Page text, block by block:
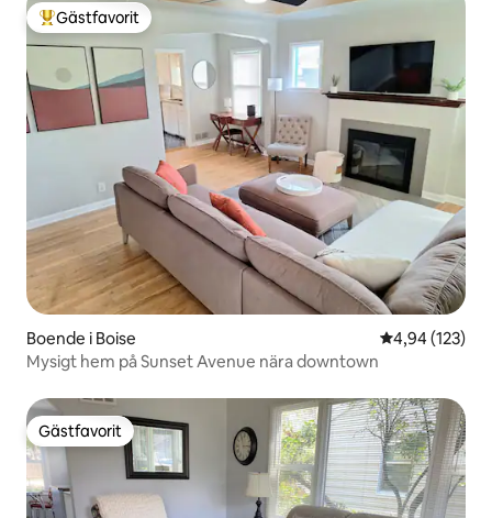
Populär gästfavorit
Gästfavorit
Boende i Boise 4,94 av 5 i
4,94 (123)
Mysigt hem på Sunset Avenue nära downtown
Gästfavorit
Gästfavorit